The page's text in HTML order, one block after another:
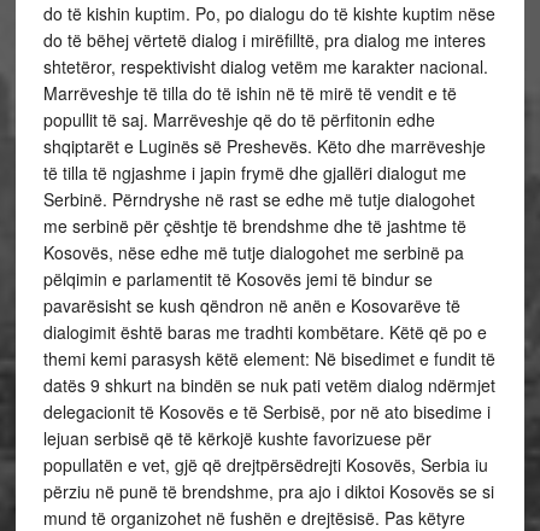
do të kishin kuptim. Po, po dialogu do të kishte kuptim nëse
do të bëhej vërtetë dialog i mirëfilltë, pra dialog me interes
shtetëror, respektivisht dialog vetëm me karakter nacional.
Marrëveshje të tilla do të ishin në të mirë të vendit e të
popullit të saj. Marrëveshje që do të përfitonin edhe
shqiptarët e Luginës së Preshevës. Këto dhe marrëveshje
të tilla të ngjashme i japin frymë dhe gjallëri dialogut me
Serbinë. Përndryshe në rast se edhe më tutje dialogohet
me serbinë për çështje të brendshme dhe të jashtme të
Kosovës, nëse edhe më tutje dialogohet me serbinë pa
pëlqimin e parlamentit të Kosovës jemi të bindur se
pavarësisht se kush qëndron në anën e Kosovarëve të
dialogimit është baras me tradhti kombëtare. Këtë që po e
themi kemi parasysh këtë element: Në bisedimet e fundit të
datës 9 shkurt na bindën se nuk pati vetëm dialog ndërmjet
delegacionit të Kosovës e të Serbisë, por në ato bisedime i
lejuan serbisë që të kërkojë kushte favorizuese për
popullatën e vet, gjë që drejtpërsëdrejti Kosovës, Serbia iu
përziu në punë të brendshme, pra ajo i diktoi Kosovës se si
mund të organizohet në fushën e drejtësisë. Pas këtyre